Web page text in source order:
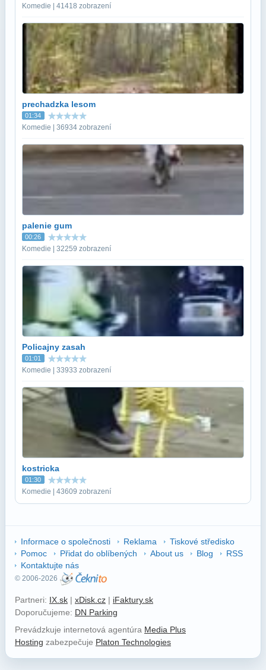
Komedie | 41418 zobrazení
prechadzka lesom
01:34
Komedie | 36934 zobrazení
palenie gum
00:26
Komedie | 32259 zobrazení
Policajny zasah
01:01
Komedie | 33933 zobrazení
kostricka
01:30
Komedie | 43609 zobrazení
Informace o společnosti Reklama
Tiskové středisko
Pomoc
Přidat do oblíbených About us Blog
RSS
Kontaktujte nás
© 2006-2026
Partneri: IX.sk | xDisk.cz | iFaktury.sk
Doporučujeme: DN Parking
Prevádzkuje internetová agentúra Media Plus
Hosting zabezpečuje Platon Technologies